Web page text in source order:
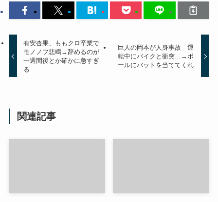
有安杏果、ももクロ卒業で
モノノフ悲鳴→辞めるのが
一週間後とか確かに急すぎ
る
巨人の岡本が人身事故 運
転中にバイクと衝突…→ボ
ールにバットを当ててくれ
関連記事